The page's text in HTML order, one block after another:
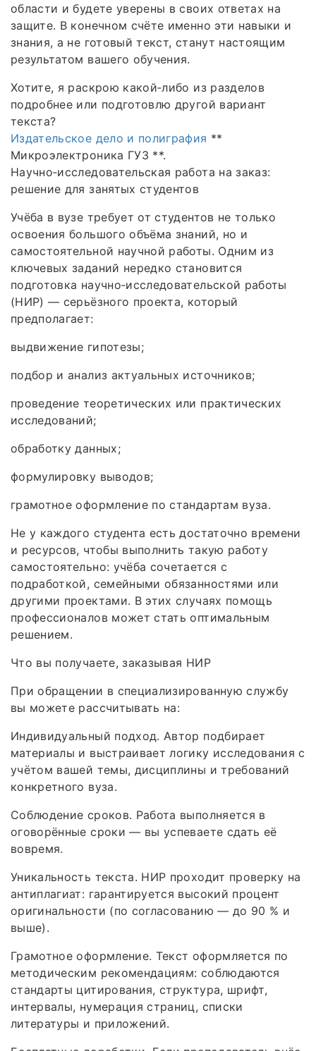
области и будете уверены в своих ответах на
защите. В конечном счёте именно эти навыки и
знания, а не готовый текст, станут настоящим
результатом вашего обучения.
Хотите, я раскрою какой‑либо из разделов
подробнее или подготовлю другой вариант
текста?
Издательское дело и полиграфия **
Микроэлектроника ГУЗ **.
Научно‑исследовательская работа на заказ:
решение для занятых студентов
Учёба в вузе требует от студентов не только
освоения большого объёма знаний, но и
самостоятельной научной работы. Одним из
ключевых заданий нередко становится
подготовка научно‑исследовательской работы
(НИР) — серьёзного проекта, который
предполагает:
выдвижение гипотезы;
подбор и анализ актуальных источников;
проведение теоретических или практических
исследований;
обработку данных;
формулировку выводов;
грамотное оформление по стандартам вуза.
Не у каждого студента есть достаточно времени
и ресурсов, чтобы выполнить такую работу
самостоятельно: учёба сочетается с
подработкой, семейными обязанностями или
другими проектами. В этих случаях помощь
профессионалов может стать оптимальным
решением.
Что вы получаете, заказывая НИР
При обращении в специализированную службу
вы можете рассчитывать на:
Индивидуальный подход. Автор подбирает
материалы и выстраивает логику исследования с
учётом вашей темы, дисциплины и требований
конкретного вуза.
Соблюдение сроков. Работа выполняется в
оговорённые сроки — вы успеваете сдать её
вовремя.
Уникальность текста. НИР проходит проверку на
антиплагиат: гарантируется высокий процент
оригинальности (по согласованию — до 90 % и
выше).
Грамотное оформление. Текст оформляется по
методическим рекомендациям: соблюдаются
стандарты цитирования, структура, шрифт,
интервалы, нумерация страниц, списки
литературы и приложений.